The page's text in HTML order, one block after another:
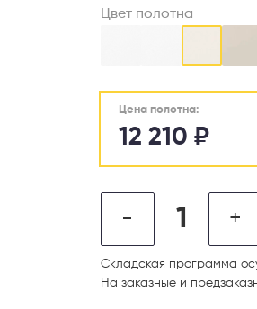
Цвет полотна
Цена полотна:
12 210 ₽
- +
Складская программа
На заказные и